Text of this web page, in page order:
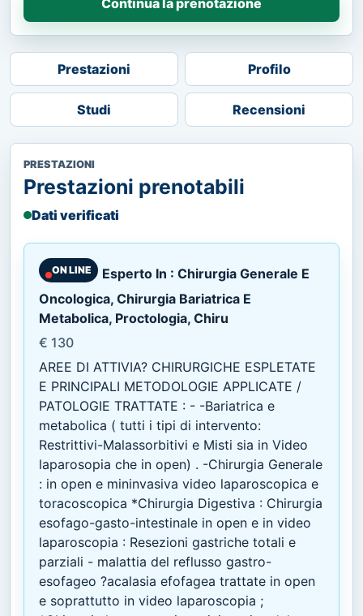
Continua la prenotazione
Prestazioni Profilo
Studi Recensioni
PRESTAZIONI
Prestazioni prenotabili
Dati verificati
ON LINE
Esperto In : Chirurgia Generale E
Oncologica, Chirurgia Bariatrica E
Metabolica, Proctologia, Chiru
€ 130
AREE DI ATTIVIA? CHIRURGICHE ESPLETATE
E PRINCIPALI METODOLOGIE APPLICATE /
PATOLOGIE TRATTATE : - -Bariatrica e
metabolica ( tutti i tipi di intervento:
Restrittivi-Malassorbitivi e Misti sia in Video
laparosopia che in open) . -Chirurgia Generale
: in open e mininvasiva video laparoscopica e
toracoscopica *Chirurgia Digestiva : Chirurgia
esofago-gasto-intestinale in open e in video
laparoscopia : Resezioni gastriche totali e
parziali - malattia del reflusso gastro-
esofageo ?acalasia efofagea trattate in open
e soprattutto in video laparoscopia ;